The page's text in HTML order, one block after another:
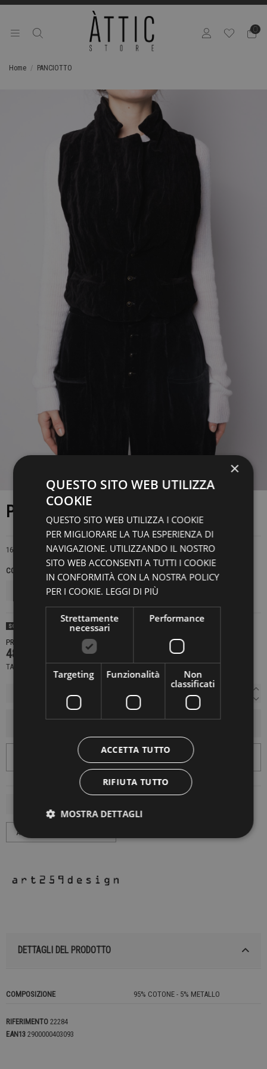
0
Home PANCIOTTO
PANCIOTTO
16074
COLORE TAGLIE INTERNAZIONALI
SOLD OUT
PRODOTTO NON DISPONIBILE CONTATTACI PER SAPERE DI PIÙ
489,30 € -30%
TASSE INCLUSE
DETTAGLI DEL PRODOTTO
COMPOSIZIONE 95% COTONE - 5% METALLO
RIFERIMENTO 22284
EAN13 2900000403093
×
QUESTO SITO WEB UTILIZZA
COOKIE
QUESTO SITO WEB UTILIZZA I COOKIE
PER MIGLIORARE LA TUA ESPERIENZA DI
NAVIGAZIONE. UTILIZZANDO IL NOSTRO
SITO WEB ACCONSENTI A TUTTI I COOKIE
IN CONFORMITÀ CON LA NOSTRA POLICY
PER I COOKIE. LEGGI DI PIÙ
Strettamente
necessari
Performance
Targeting Funzionalità
Non
classificati
ACCETTA TUTTO
RIFIUTA TUTTO
MOSTRA DETTAGLI